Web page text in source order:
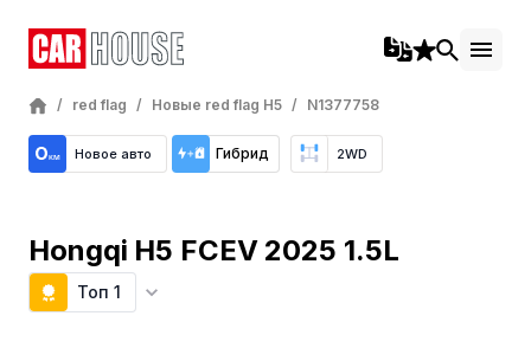
/ red flag / Новые red flag H5 / N1377758
Новое авто Гибрид 2WD
Hongqi H5 FCEV 2025 1.5L
Топ 1